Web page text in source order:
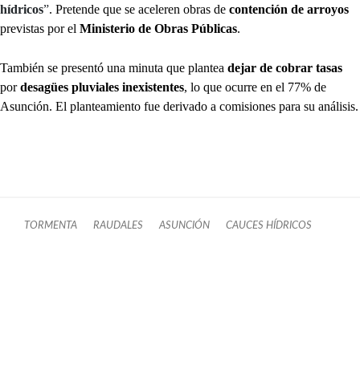
hídricos”. Pretende que se aceleren obras de contención de arroyos
previstas por el Ministerio de Obras Públicas.
También se presentó una minuta que plantea dejar de cobrar tasas
pordesagües pluviales inexistentes, lo que ocurre en el 77% de
Asunción. El planteamiento fue derivado a comisiones para su análisis.
TORMENTA RAUDALES ASUNCIÓN CAUCES HÍDRICOS